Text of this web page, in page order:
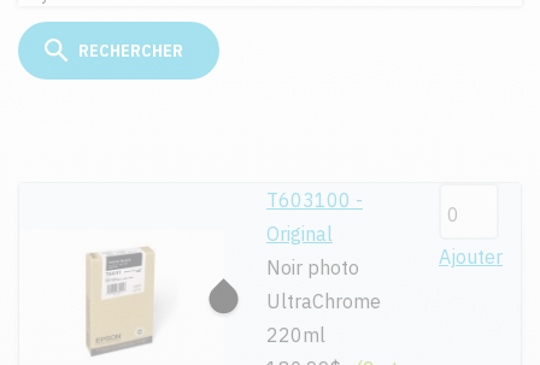
T603100 -
Original
Noir photo
UltraChrome
220ml
Ajouter